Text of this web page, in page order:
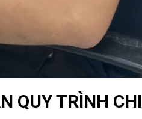
QUY TRÌNH CHI